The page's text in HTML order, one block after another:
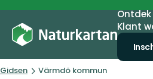
Ontdek
Klant
Gidsen Värmdö kommun